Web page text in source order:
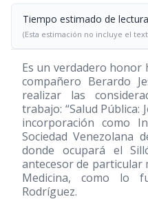
Tiempo estimado de
(Esta estimación no incluye el
Es un verdadero honor
compañero Berardo
realizar las
trabajo: “Salud Pública:
incorporación como
Sociedad Venezolana
donde ocupará el
antecesor de particular
Medicina, como lo
Rodríguez.